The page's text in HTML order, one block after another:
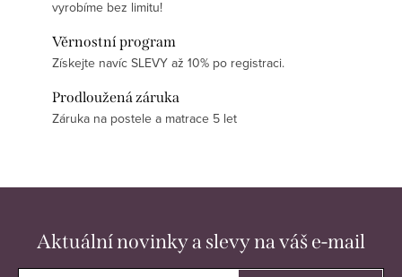
vyrobíme bez limitu!
Věrnostní program
Získejte navíc SLEVY až 10% po registraci.
Prodloužená záruka
Záruka na postele a matrace 5 let
Aktuální novinky a slevy na váš e-mail